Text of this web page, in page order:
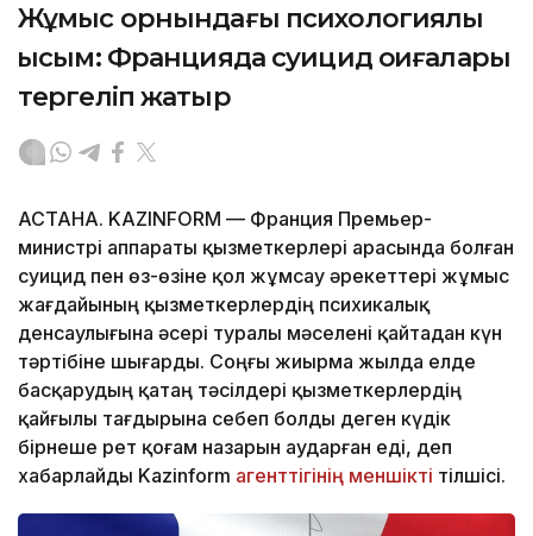
Жұмыс орнындағы психологиялық
қысым: Францияда суицид оқиғалары
тергеліп жатыр
АСТАНА. KAZINFORM — Франция Премьер-
министрі аппараты қызметкерлері арасында болған
суицид пен өз-өзіне қол жұмсау әрекеттері жұмыс
жағдайының қызметкерлердің психикалық
денсаулығына әсері туралы мәселені қайтадан күн
тәртібіне шығарды. Соңғы жиырма жылда елде
басқарудың қатаң тәсілдері қызметкерлердің
қайғылы тағдырына себеп болды деген күдік
бірнеше рет қоғам назарын аударған еді, деп
хабарлайды Kazinform агенттігінің меншікті тілшісі.